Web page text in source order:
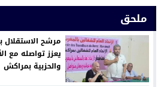
ملحق
مرشح الاستقلال
يعزز تواصله مع
والحزبية بمراكش